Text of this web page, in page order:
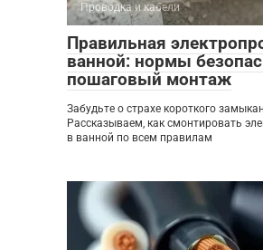
Проводка и кабели
Правильная
ванной: нормы
пошаговый монтаж
Забудьте о страхе короткого
Рассказываем, как смонтировать
в ванной по всем правилам